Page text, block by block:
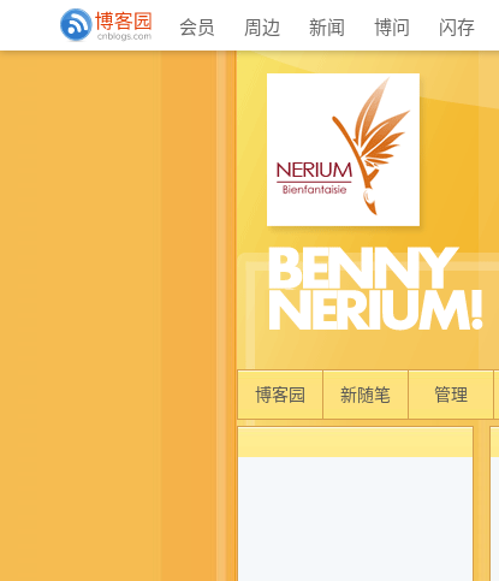
会员 周边 新闻 博问 闪存
博客园 新随笔 管理